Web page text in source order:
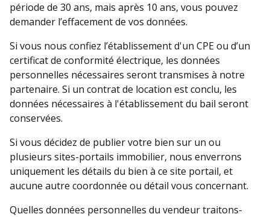
période de 30 ans, mais après 10 ans, vous pouvez
demander l’effacement de vos données.
Si vous nous confiez l’établissement d'un CPE ou d’un
certificat de conformité électrique, les données
personnelles nécessaires seront transmises à notre
partenaire. Si un contrat de location est conclu, les
données nécessaires à l'établissement du bail seront
conservées.
Si vous décidez de publier votre bien sur un ou
plusieurs sites-portails immobilier, nous enverrons
uniquement les détails du bien à ce site portail, et
aucune autre coordonnée ou détail vous concernant.
Quelles données personnelles du vendeur traitons-